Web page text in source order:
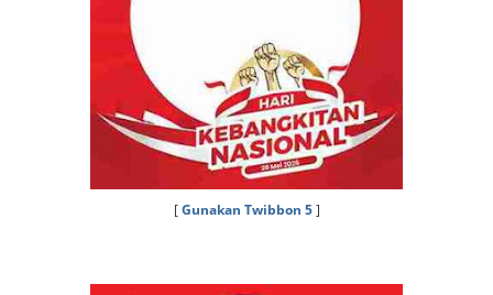
[Gunakan Twibbon 5]